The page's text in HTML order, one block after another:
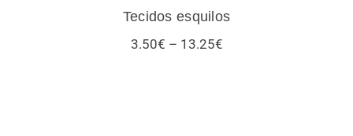
Tecidos esquilos
3.50€ – 13.25€Price